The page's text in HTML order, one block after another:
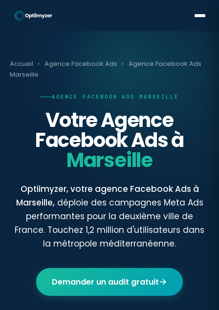
Accueil › Agence Facebook Ads › Agence Facebook Ads
Marseille
AGENCE FACEBOOK ADS MARSEILLE
Votre Agence
Facebook Ads à
Marseille
Optiimyzer, votre agence Facebook Ads à
Marseille,déploie des campagnes Meta Ads
performantes pour la deuxième ville de
France. Touchez 1,2 million d'utilisateurs dans
la métropole méditerranéenne.
Demander un audit gratuit→